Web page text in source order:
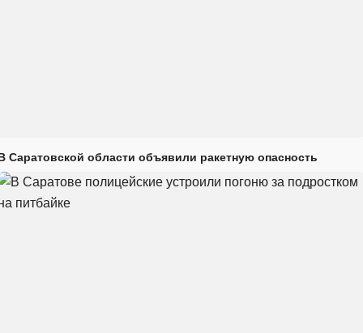
Саратовской области объявили ракетную опасность